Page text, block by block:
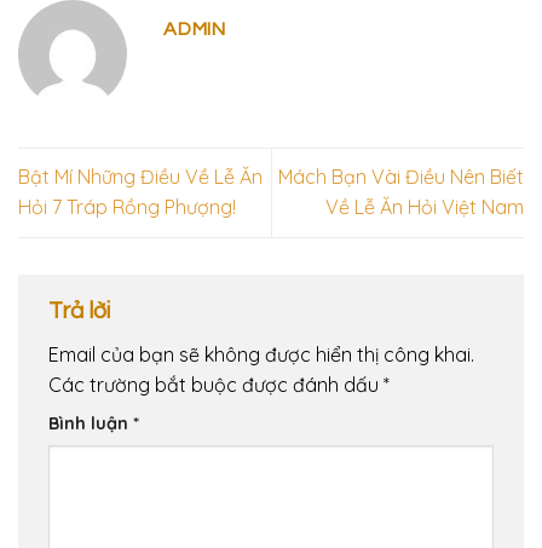
ADMIN
Bật Mí Những Điều Về Lễ Ăn
Hỏi 7 Tráp Rồng Phượng!
Mách Bạn Vài Điều Nên Biết
Về Lễ Ăn Hỏi Việt Nam
Trả lời
Email của bạn sẽ không được hiển thị công khai.
Các trường bắt buộc được đánh dấu *
Bình luận *